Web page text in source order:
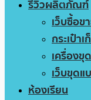
รีวิวผลิตภัณฑ์
เว็บซื้อข
กระเป๋า
เครื่องขุด
เว็บขุดแ
ห้องเรียน